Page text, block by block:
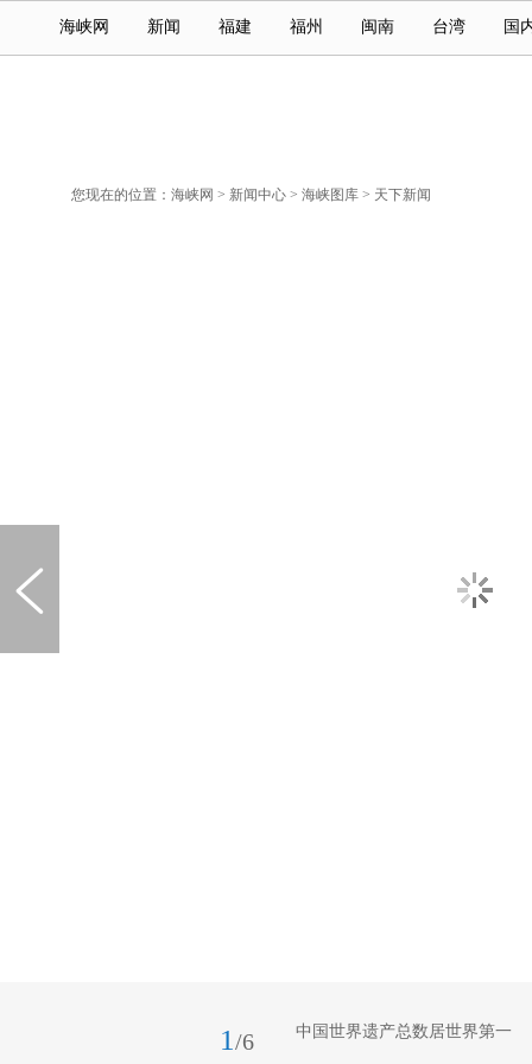
海峡网 新闻 福建 福州 闽南 台湾 国
您现在的位置： 海峡网 > 新闻中心 > 海峡图库 > 天下新闻
1 /6 中国世界遗产总数居世界第一